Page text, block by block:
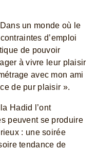
un monde où le
d’emploi
de pouvoir
à vivre leur plaisir
avec mon ami
de pur plaisir ».
Hadid l’ont
peuvent se produire
: une soirée
tendance de